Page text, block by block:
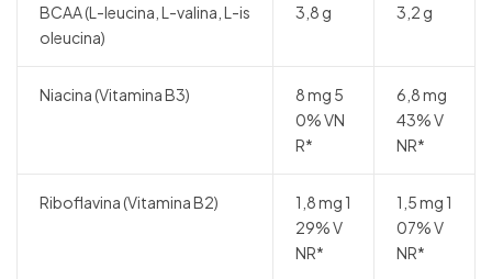
BCAA (L-leucina, L-valina, L-is
oleucina)
3,8 g 3,2 g
Niacina (Vitamina B3)
8 mg 5
0% VN
R*
6,8 mg
43% V
NR*
Riboflavina (Vitamina B2)
1,8 mg 1
29% V
NR*
1,5 mg 1
07% V
NR*